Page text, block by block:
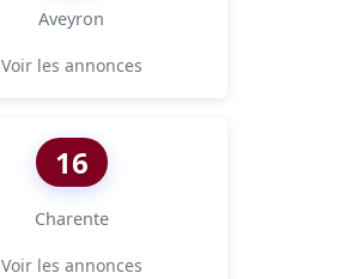
Aveyron
Voir les annonces
16
Charente
Voir les annonces